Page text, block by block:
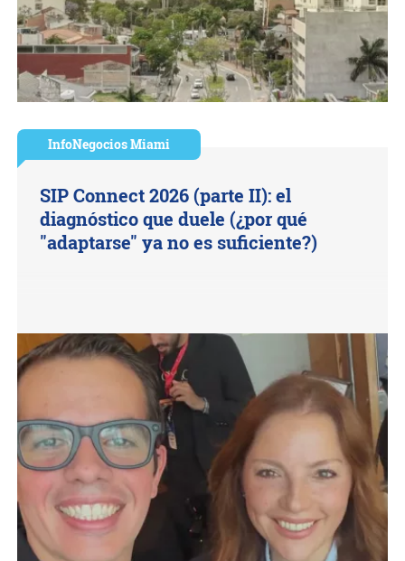
InfoNegocios Miami
SIP Connect 2026 (parte II): el
diagnóstico que duele (¿por qué
"adaptarse" ya no es suficiente?)